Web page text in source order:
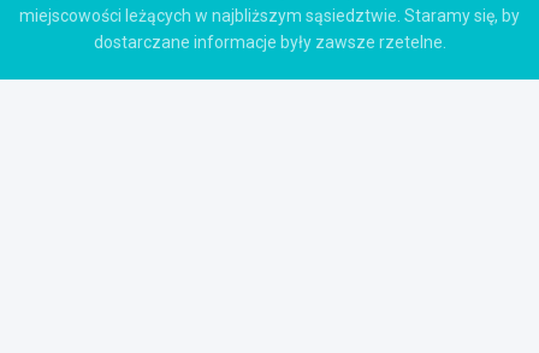
miejscowości leżących w najbliższym sąsiedztwie. Staramy się, by
dostarczane informacje były zawsze rzetelne.